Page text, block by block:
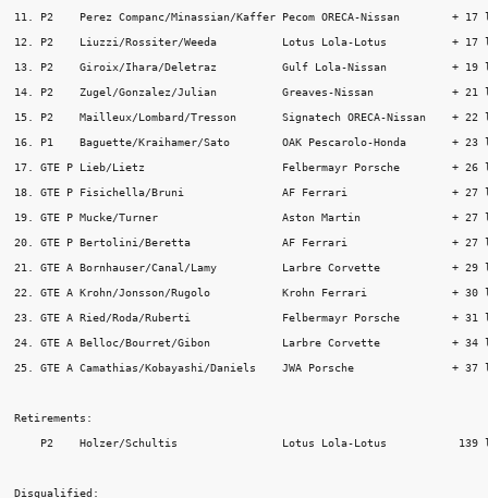
11. P2    Perez Companc/Minassian/Kaffer Pecom ORECA-Nissan        + 17
12. P2    Liuzzi/Rossiter/Weeda          Lotus Lola-Lotus          + 17
13. P2    Giroix/Ihara/Deletraz          Gulf Lola-Nissan          + 19
14. P2    Zugel/Gonzalez/Julian          Greaves-Nissan            + 21
15. P2    Mailleux/Lombard/Tresson       Signatech ORECA-Nissan    + 22
16. P1    Baguette/Kraihamer/Sato        OAK Pescarolo-Honda       + 23
17. GTE P Lieb/Lietz                     Felbermayr Porsche        + 26
18. GTE P Fisichella/Bruni               AF Ferrari                + 27
19. GTE P Mucke/Turner                   Aston Martin              + 27
20. GTE P Bertolini/Beretta              AF Ferrari                + 27
21. GTE A Bornhauser/Canal/Lamy          Larbre Corvette           + 29
22. GTE A Krohn/Jonsson/Rugolo           Krohn Ferrari             + 30
23. GTE A Ried/Roda/Ruberti              Felbermayr Porsche        + 31
24. GTE A Belloc/Bourret/Gibon           Larbre Corvette           + 34
25. GTE A Camathias/Kobayashi/Daniels    JWA Porsche               + 37
Retirements:
P2    Holzer/Schultis                Lotus Lola-Lotus           139
Disqualified: